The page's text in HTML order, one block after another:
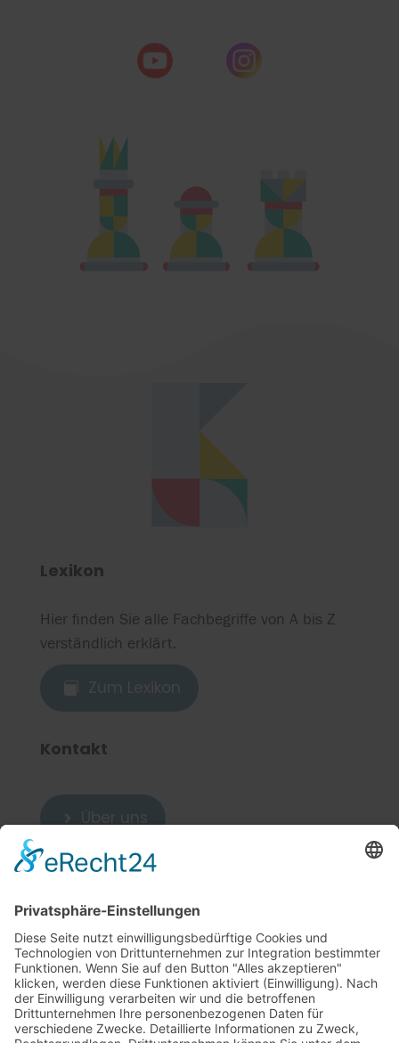
Lexikon
Hier finden Sie alle Fachbegriffe von A bis Z
verständlich erklärt.
Kontakt
 Über uns
Weitere Links
5 Cookie-Einstellungen